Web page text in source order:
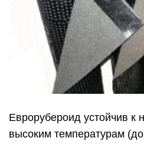
Еврорубероид устойчив к
высоким температурам